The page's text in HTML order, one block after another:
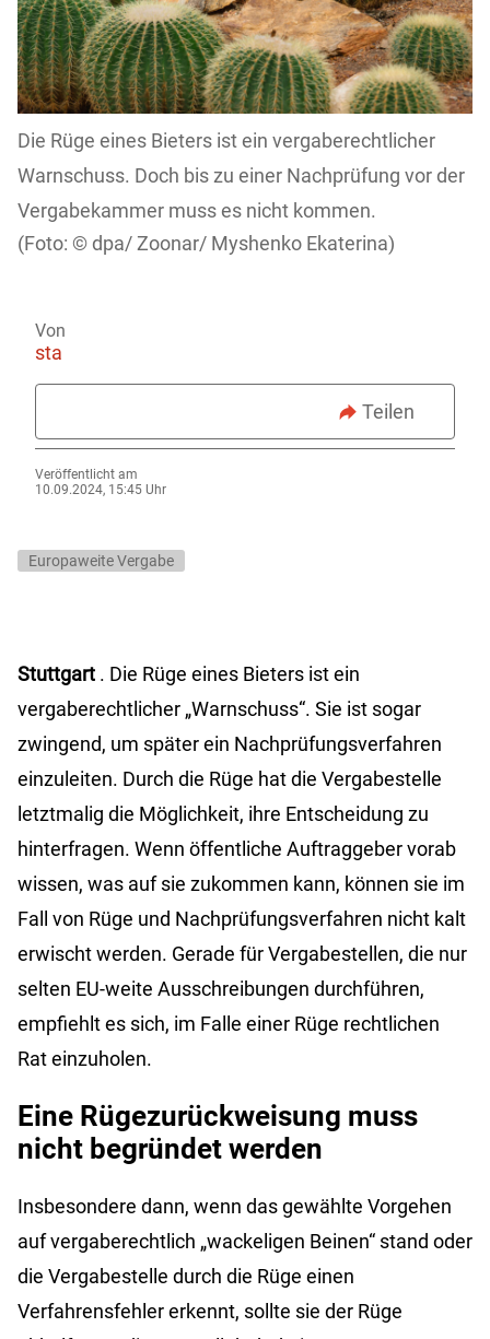
Die Rüge eines Bieters ist ein vergaberechtlicher
Warnschuss. Doch bis zu einer Nachprüfung vor der
Vergabekammer muss es nicht kommen.
dpa/ Zoonar/ Myshenko Ekaterina)
Von
sta
Teilen
Veröffentlicht am
10.09.2024, 15:45 Uhr
Europaweite Vergabe
Stuttgart . Die Rüge eines Bieters ist ein
vergaberechtlicher „Warnschuss“. Sie ist sogar
zwingend, um später ein Nachprüfungsverfahren
einzuleiten. Durch die Rüge hat die Vergabestelle
letztmalig die Möglichkeit, ihre Entscheidung zu
hinterfragen. Wenn öffentliche Auftraggeber vorab
wissen, was auf sie zukommen kann, können sie im
Fall von Rüge und Nachprüfungsverfahren nicht kalt
erwischt werden. Gerade für Vergabestellen, die nur
selten EU-weite Ausschreibungen durchführen,
empfiehlt es sich, im Falle einer Rüge rechtlichen
Rat einzuholen.
Eine Rügezurückweisung muss
nicht begründet werden
Insbesondere dann, wenn das gewählte Vorgehen
auf vergaberechtlich „wackeligen Beinen“ stand oder
die Vergabestelle durch die Rüge einen
Verfahrensfehler erkennt, sollte sie der Rüge